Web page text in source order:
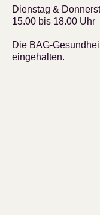
Dienstag &
15.00 bis 18.00 Uhr
Die BAG-
eingehalten.